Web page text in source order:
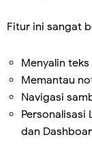
Fitur ini sangat
Menyalin
Memantau
Navigasi
Personalisasi
dan